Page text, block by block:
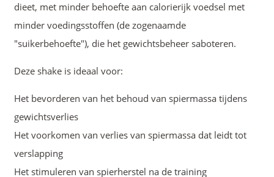
dieet, met minder behoefte aan calorierijk voedsel met
minder voedingsstoffen (de zogenaamde
"suikerbehoefte"), die het gewichtsbeheer saboteren.
Deze shake is ideaal voor:
Het bevorderen van het behoud van spiermassa tijdens
gewichtsverlies
Het voorkomen van verlies van spiermassa dat leidt tot
verslapping
Het stimuleren van spierherstel na de training